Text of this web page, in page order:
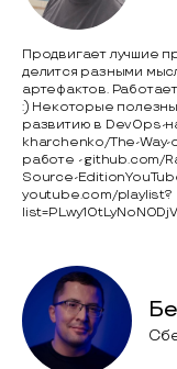
Продвигает лучшие
делится разными
артефактов.
:) Некоторые
развитию в DevOps-
kharchenko/The-
работе - github.com/
Source-
youtube.com/playlist?